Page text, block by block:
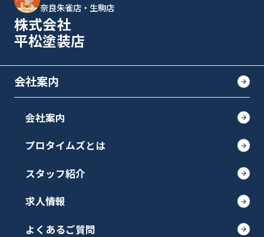
奈良朱雀店・生駒店
株式会社
平松塗装店
会社案内
会社案内
プロタイムズとは
スタッフ紹介
求人情報
よくあるご質問